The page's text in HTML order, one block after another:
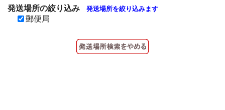
発送場所の絞り込み 発送場所を絞り込みます
郵便局